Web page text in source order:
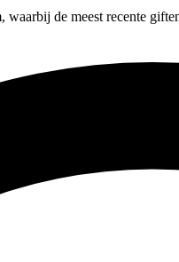
de meest recente